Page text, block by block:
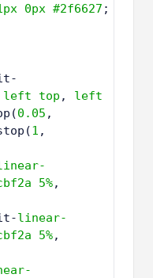
0px #2f6627 ;
left top , left
0.05
1
5%
linear-
5%